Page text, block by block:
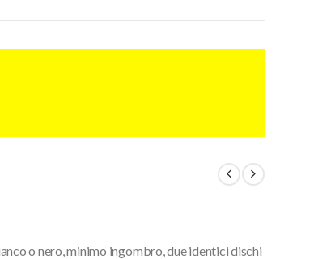
o nero, minimo ingombro, due identici dischi